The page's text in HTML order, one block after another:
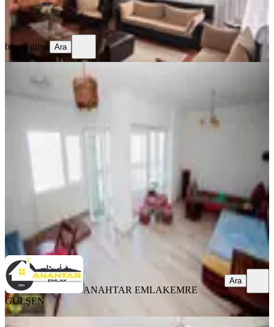
beyza güvn
Ara
beyza güvn Ara
Göztepede, Deniz Manzaralı 3+1
Yaşam Fırsatı!
3+1
10. Kat
ANAHTAR EMLAK EMRE GÜLŞEN
Ara
ANAHTAR EMLAKEMRE
GÜLŞEN
Ara